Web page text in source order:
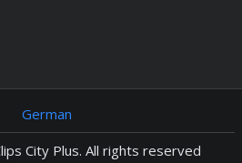
German
City Plus. All rights reserved